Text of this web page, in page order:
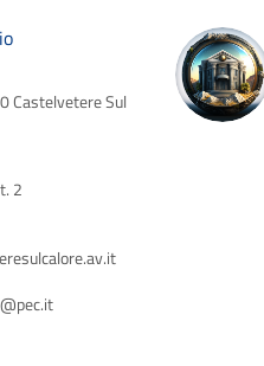
Castelvetere Sul
2